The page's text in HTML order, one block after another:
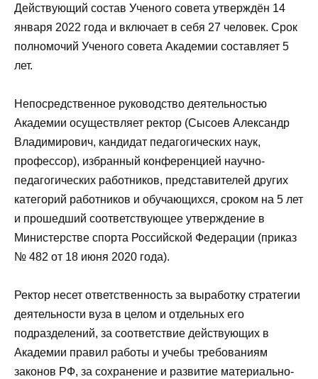
Действующий состав Ученого совета утверждён 14
января 2022 года и включает в себя 27 человек. Срок
полномочий Ученого совета Академии составляет 5
лет.
Непосредственное руководство деятельностью
Академии осуществляет ректор (Сысоев Александр
Владимирович, кандидат педагогических наук,
профессор), избранный конференцией научно-
педагогических работников, представителей других
категорий работников и обучающихся, сроком на 5 лет
и прошедший соответствующее утверждение в
Министерстве спорта Российской Федерации (приказ
№ 482 от 18 июня 2020 года).
Ректор несет ответственность за выработку стратегии
деятельности вуза в целом и отдельных его
подразделений, за соответствие действующих в
Академии правил работы и учебы требованиям
законов РФ, за сохранение и развитие материально-